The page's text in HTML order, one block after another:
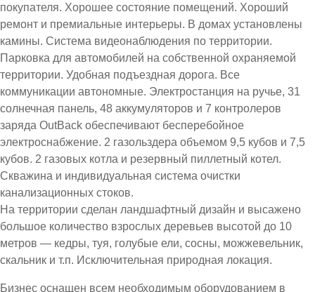
покупателя. Хорошее состояние помещений. Хороший
ремонт и премиальные интерьеры. В домах установлены
камины. Система видеонаблюдения по территории.
Парковка для автомобилей на собственной охраняемой
территории. Удобная подъездная дорога. Все
коммуникации автономные. Электростанция на ручье, 31
солнечная панель, 48 аккумуляторов и 7 контролеров
заряда OutBack обеспечивают бесперебойное
электроснабжение. 2 газольздера объемом 9,5 кубов и 7,5
кубов. 2 газовых котла и резервный пиллетный котел.
Скважина и индивидуальная система очистки
канализационных стоков.
На территории сделан ландшафтный дизайн и высажено
большое количество взрослых деревьев высотой до 10
метров — кедры, туя, голубые ели, сосны, можжевельник,
скальник и т.п. Исключительная природная локация.
Бизнес оснащен всем необходимым оборудованием в